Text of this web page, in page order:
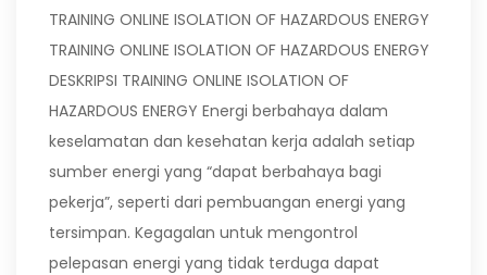
TRAINING ONLINE ISOLATION OF HAZARDOUS ENERGY
TRAINING ONLINE ISOLATION OF HAZARDOUS ENERGY
DESKRIPSI TRAINING ONLINE ISOLATION OF
HAZARDOUS ENERGY Energi berbahaya dalam
keselamatan dan kesehatan kerja adalah setiap
sumber energi yang “dapat berbahaya bagi
pekerja”, seperti dari pembuangan energi yang
tersimpan. Kegagalan untuk mengontrol
pelepasan energi yang tidak terduga dapat